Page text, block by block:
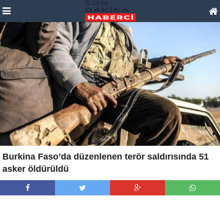
Burkina Faso’da düzenlenen terör saldırısında 51
asker öldürüldü